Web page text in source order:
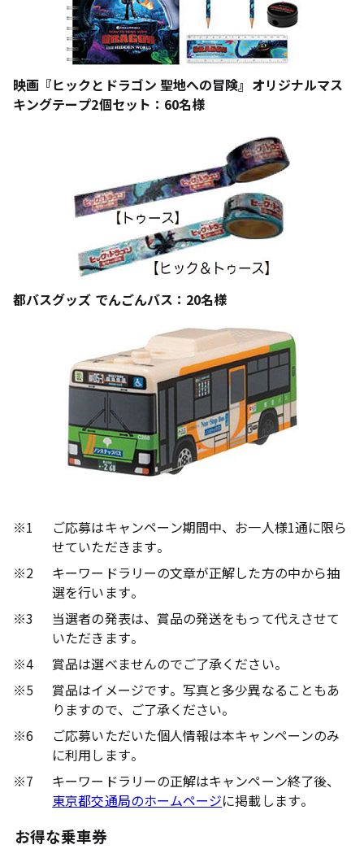
映画『ヒックとドラゴン 聖地への冒険』オリジナルマス
キングテープ2個セット：60名様
都バスグッズ でんごんバス：20名様
※1
ご応募はキャンペーン期間中、お一人様1通に限ら
せていただきます。
※2
キーワードラリーの文章が正解した方の中から抽
選を行います。
※3
当選者の発表は、賞品の発送をもって代えさせて
いただきます。
※4
賞品は選べませんのでご了承ください。
※5
賞品はイメージです。写真と多少異なることもあ
りますので、ご了承ください。
※6
ご応募いただいた個人情報は本キャンペーンのみ
に利用します。
※7
キーワードラリーの正解はキャンペーン終了後、
東京都交通局のホームページに掲載します。
お得な乗車券